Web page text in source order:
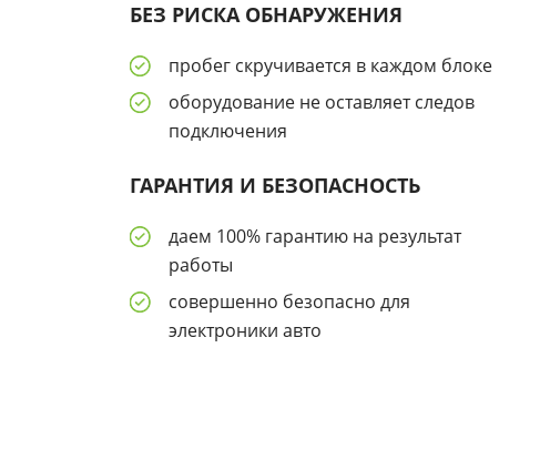
БЕЗ РИСКА ОБНАРУЖЕНИЯ
пробег скручивается в каждом блоке
оборудование не оставляет следов
подключения
ГАРАНТИЯ И БЕЗОПАСНОСТЬ
даем 100% гарантию на результат
работы
совершенно безопасно для
электроники авто